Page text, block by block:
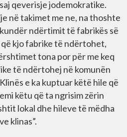
qeverisje jodemokratike.
në takimet me ne, na thoshte
ndërtimit të fabrikës së
kjo fabrike të ndërtohet,
tona por për me keq
të ndërtohej në komunën
e ka kuptuar këtë hile që
këtu që ta ngrisim zërin
lokal dhe hileve të mëdha
klinas”.